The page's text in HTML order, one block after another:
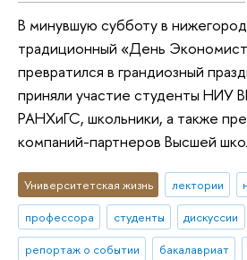
В минувшую субботу в
традиционный «День
превратился в грандиозный
приняли участие студенты НИУ
РАНХиГС, школьники, а также
компаний-партнеров Высшей
Университетская жизнь лектории
профессора
студенты дискуссии
репортаж о событии
бакалавриат